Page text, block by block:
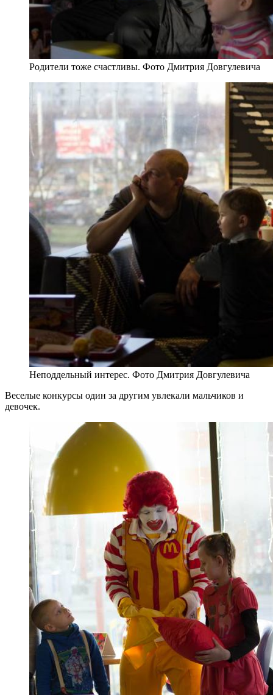
Родители тоже счастливы. Фото Дмитрия Довгулевича
Неподдельный интерес. Фото Дмитрия Довгулевича
Веселые конкурсы один за другим увлекали мальчиков и
девочек.